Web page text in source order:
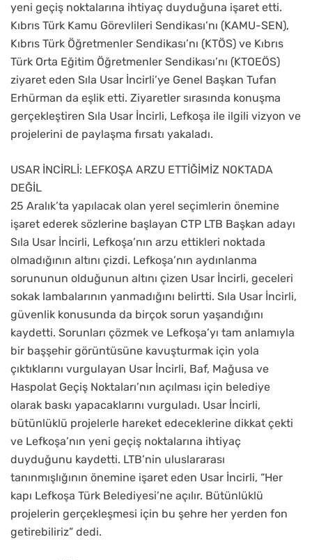
yeni geçiş noktalarına ihtiyaç duyduğuna işaret etti.
Kıbrıs Türk Kamu Görevlileri Sendikası’nı (KAMU-SEN),
Kıbrıs Türk Öğretmenler Sendikası’nı (KTÖS) ve Kıbrıs
Türk Orta Eğitim Öğretmenler Sendikası’nı (KTOEÖS)
ziyaret eden Sıla Usar İncirli’ye Genel Başkan Tufan
Erhürman da eşlik etti. Ziyaretler sırasında konuşma
gerçekleştiren Sıla Usar İncirli, Lefkoşa ile ilgili vizyon ve
projelerini de paylaşma fırsatı yakaladı.
USAR İNCİRLİ: LEFKOŞA ARZU ETTİĞİMİZ NOKTADA
DEĞİL
25 Aralık’ta yapılacak olan yerel seçimlerin önemine
işaret ederek sözlerine başlayan CTP LTB Başkan adayı
Sıla Usar İncirli, Lefkoşa’nın arzu ettikleri noktada
olmadığının altını çizdi. Lefkoşa’nın aydınlanma
sorununun olduğunun altını çizen Usar İncirli, geceleri
sokak lambalarının yanmadığını belirtti. Sıla Usar İncirli,
güvenlik konusunda da birçok sorun yaşandığını
kaydetti. Sorunları çözmek ve Lefkoşa’yı tam anlamıyla
bir başşehir görüntüsüne kavuşturmak için yola
çıktıklarını vurgulayan Usar İncirli, Baf, Mağusa ve
Haspolat Geçiş Noktaları’nın açılması için belediye
olarak baskı yapacaklarını vurguladı. Usar İncirli,
bütünlüklü projelerle hareket edeceklerine dikkat çekti
ve Lefkoşa’nın yeni geçiş noktalarına ihtiyaç
duyduğunu kaydetti. LTB’nin uluslararası
tanınmışlığının önemine işaret eden Usar İncirli, “Her
kapı Lefkoşa Türk Belediyesi’ne açılır. Bütünlüklü
projelerin gerçekleşmesi için bu şehre her yerden fon
getirebiliriz” dedi.